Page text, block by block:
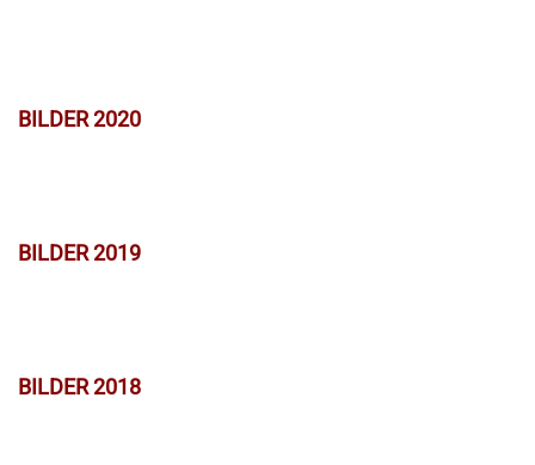
BILDER 2020
BILDER 2019
BILDER 2018